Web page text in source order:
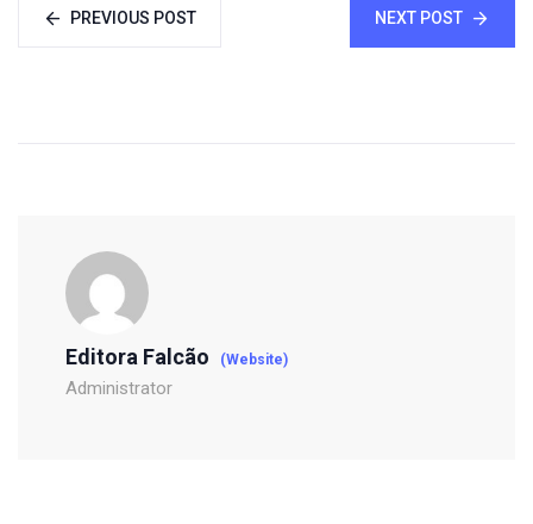
PREVIOUS POST NEXT POST
Editora Falcão (Website)
Administrator